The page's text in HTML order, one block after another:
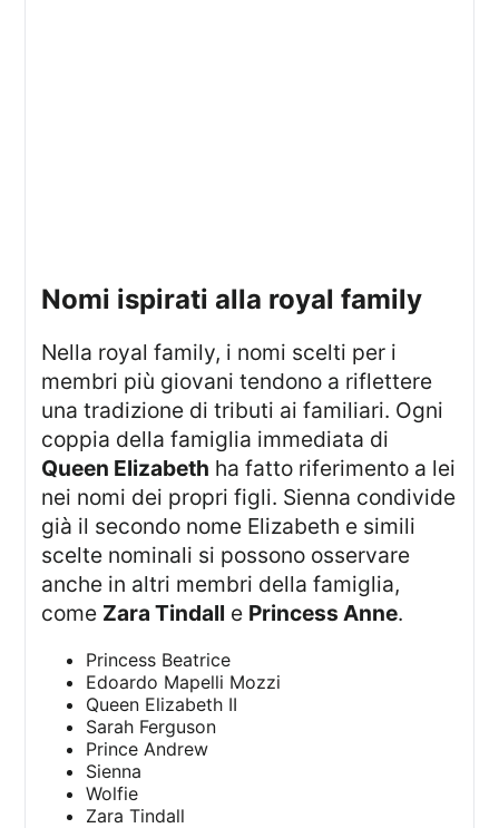
nomi ispirati alla royal family
Nella royal family, i nomi scelti per i
membri più giovani tendono a riflettere
una tradizione di tributi ai familiari. Ogni
coppia della famiglia immediata di
Queen Elizabeth ha fatto riferimento a lei
nei nomi dei propri figli. Sienna condivide
già il secondo nome Elizabeth e simili
scelte nominali si possono osservare
anche in altri membri della famiglia,
come Zara Tindall e Princess Anne.
Princess Beatrice
Edoardo Mapelli Mozzi
Queen Elizabeth II
Sarah Ferguson
Prince Andrew
Sienna
Wolfie
Zara Tindall